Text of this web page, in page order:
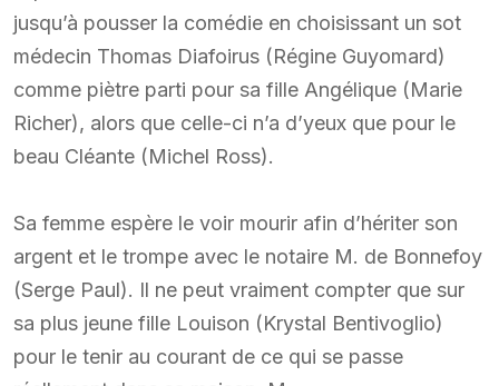
jusqu’à pousser la comédie en choisissant un sot
médecin Thomas Diafoirus (Régine Guyomard)
comme piètre parti pour sa fille Angélique (Marie
Richer), alors que celle-ci n’a d’yeux que pour le
beau Cléante (Michel Ross).
Sa femme espère le voir mourir afin d’hériter son
argent et le trompe avec le notaire M. de Bonnefoy
(Serge Paul). Il ne peut vraiment compter que sur
sa plus jeune fille Louison (Krystal Bentivoglio)
pour le tenir au courant de ce qui se passe